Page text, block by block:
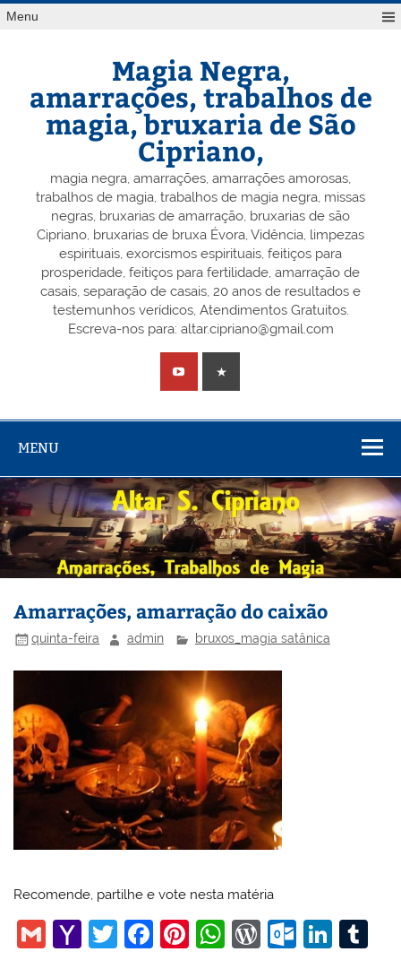
Skip
toMenu
Magia Negra,
amarrações, trabalhos de
magia, bruxaria de São
Cipriano,
magia negra, amarrações, amarrações amorosas,
trabalhos de magia, trabalhos de magia negra, missas
negras, bruxarias de amarração, bruxarias de são
Cipriano, bruxarias de bruxa Évora, Vidência, limpezas
espirituais, exorcismos espirituais, feitiços para
prosperidade, feitiços para fertilidade, amarração de
casais, separação de casais, 20 anos de resultados e
testemunhos verídicos, Atendimentos Gratuitos.
Escreva-nos para: altar.cipriano@gmail.com
MENU
Amarrações, amarração do caixão
quinta-feira admin bruxos_magia satânica
Recomende, partilhe e vote nesta matéria
G
Y
T
F
Pi W W O
Li